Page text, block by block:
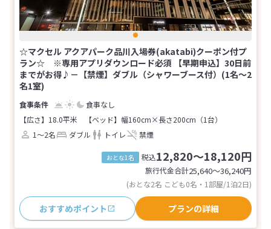
☆マクセル アクアパーク品川入場券(akatabi)クーポン付プ
ラン☆ ※専用アプリダウンロード必須 【早期申込】30日前
までがお得♪－【禁煙】ダブル（シャワーブース付）(1名～2
名1室)
食事なし
【広さ】18.0平米
【ベッド】幅160cm×長さ200cm（1台）
1～2名
ダブル トイレ 禁煙
おとな1名 税込12,820～18,120円
旅行代金合計25,640〜36,240円
(おとな2名 こども0名・1部屋/1泊2日)
おすすめポイント プランの詳細